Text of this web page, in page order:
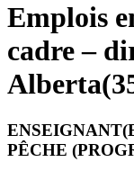
Emplois
cadre –
Alberta(
PÊCHE